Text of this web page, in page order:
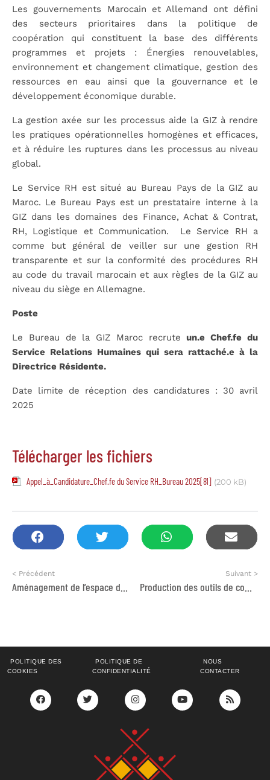
Les gouvernements Marocain et Allemand ont défini
des secteurs prioritaires dans la politique de
coopération qui constituent la base des différents
programmes et projets : Énergies renouvelables,
environnement et changement climatique, gestion des
ressources en eau ainsi que la gouvernance et le
développement économique durable.
La gestion axée sur les processus aide la GIZ à rendre
les pratiques opérationnelles homogènes et efficaces,
et à réduire les ruptures dans les processus au niveau
global.
Le Service RH est situé au Bureau Pays de la GIZ au
Maroc. Le Bureau Pays est un prestataire interne à la
GIZ dans les domaines des Finance, Achat & Contrat,
RH, Logistique et Communication. Le Service RH a
comme but général de veiller sur une gestion RH
transparente et sur la conformité des procédures RH
au code du travail marocain et aux règles de la GIZ au
niveau du siège en Allemagne.
Poste
Le Bureau de la GIZ Maroc recruteun.e Chef.fe du
Service Relations Humaines qui sera rattaché.e à la
Directrice Résidente.
Date limite de réception des candidatures : 30 avril
2025
Télécharger les fichiers
Appel_à_Candidature_Chef.fe du Service RH_Bureau 2025[81] (200 kB)
< Précédent Suivant >
POLITIQUE DES
COOKIES
POLITIQUE DE
CONFIDENTIALITÉ
NOUS
CONTACTER